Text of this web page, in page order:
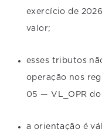
exercício de
valor;
esses tributos
operação nos
05 — VL_OPR
a orientação é